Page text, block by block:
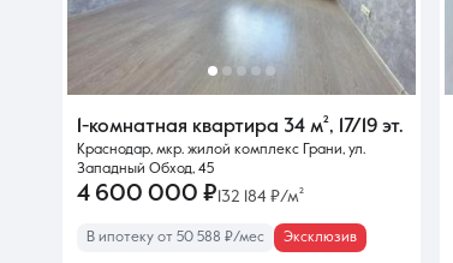
1-комнатная квартира 34 м², 17/19 эт.
Краснодар, мкр. жилой комплекс Грани, ул.
Западный Обход, 45
4 600 000 ₽132 184 ₽/м²
В ипотеку от 50 588 ₽/мес Эксклюзив